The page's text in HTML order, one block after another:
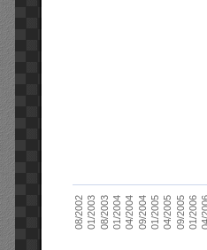
08/200201/200308/200301/200404/200409/200401/200504/200509/200501/200604/